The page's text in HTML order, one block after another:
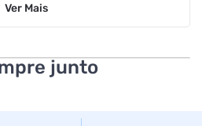
e fortificando os fios
Ver Mais
junto